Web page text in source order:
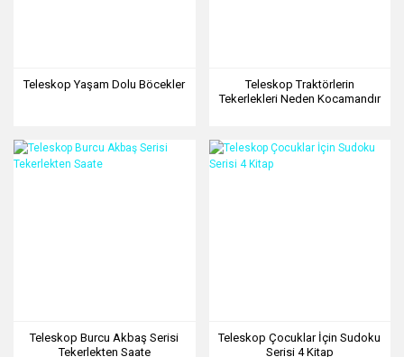
Teleskop Yaşam Dolu Böcekler
Teleskop Traktörlerin
Tekerlekleri Neden Kocamandır
Teleskop Burcu Akbaş Serisi
Tekerlekten Saate
Teleskop Çocuklar İçin Sudoku
Serisi 4 Kitap